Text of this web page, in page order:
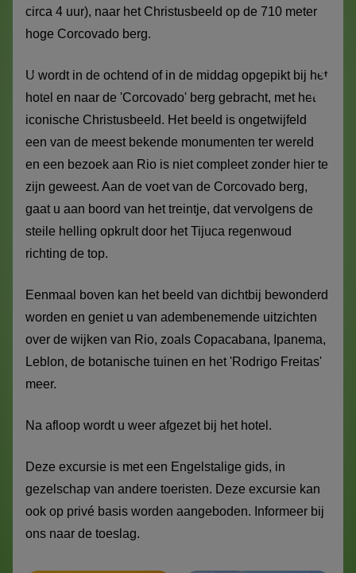
circa 4 uur), naar het Christusbeeld op de 710 meter
hoge Corcovado berg.
U wordt in de ochtend of in de middag opgepikt bij het
hotel en naar de 'Corcovado' berg gebracht, met het
iconische Christusbeeld. Het beeld is ongetwijfeld
een van de meest bekende monumenten ter wereld
en een bezoek aan Rio is niet compleet zonder hier te
zijn geweest. Aan de voet van de Corcovado berg,
gaat u aan boord van het treintje, dat vervolgens de
steile helling opkrult door het Tijuca regenwoud
richting de top.
Eenmaal boven kan het beeld van dichtbij bewonderd
worden en geniet u van adembenemende uitzichten
over de wijken van Rio, zoals Copacabana, Ipanema,
Leblon, de botanische tuinen en het 'Rodrigo Freitas'
meer.
Na afloop wordt u weer afgezet bij het hotel.
Deze excursie is met een Engelstalige gids, in
gezelschap van andere toeristen. Deze excursie kan
ook op privé basis worden aangeboden. Informeer bij
ons naar de toeslag.